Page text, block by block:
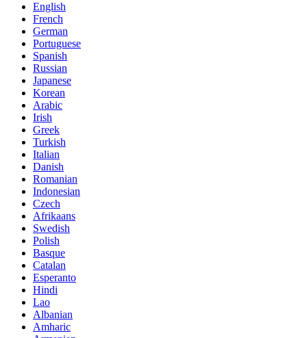
English
French
German
Portuguese
Spanish
Russian
Japanese
Korean
Arabic
Irish
Greek
Turkish
Italian
Danish
Romanian
Indonesian
Czech
Afrikaans
Swedish
Polish
Basque
Catalan
Esperanto
Hindi
Lao
Albanian
Amharic